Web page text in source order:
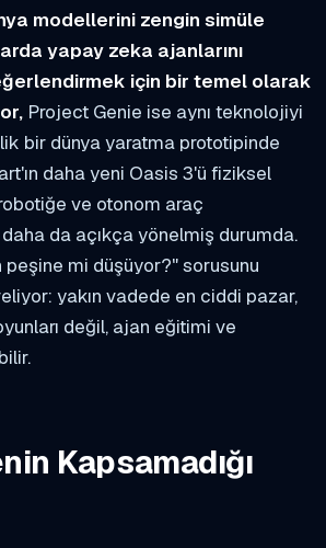
modellerini zengin simüle
yapay zeka ajanlarını
için bir temel olarak
Project Genie ise aynı teknolojiyi
bir dünya yaratma prototipinde
daha yeni Oasis 3'ü fiziksel
ve otonom araç
da açıkça yönelmiş durumda.
peşine mi düşüyor?" sorusunu
yakın vadede en ciddi pazar,
değil, ajan eğitimi ve
Kapsamadığı